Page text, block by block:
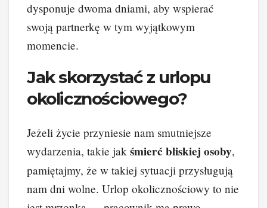
dysponuje dwoma dniami, aby wspierać
swoją partnerkę w tym wyjątkowym
momencie.
Jak skorzystać z urlopu
okolicznościowego?
Jeżeli życie przyniesie nam smutniejsze
wydarzenia, takie jak śmierć bliskiej osoby,
pamiętajmy, że w takiej sytuacji przysługują
nam dni wolne. Urlop okolicznościowy to nie